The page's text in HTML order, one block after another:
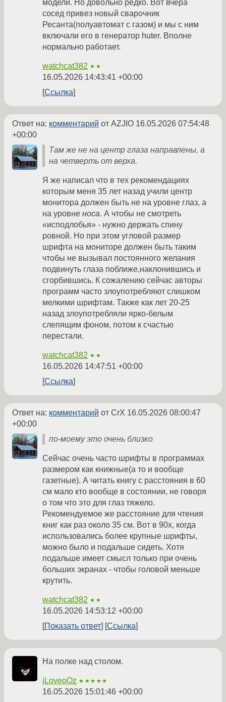
модели. Но довольно редко. Вот вчера
сосед привез новый сварочник
Ресанта(полуавтомат с газом) и мы с ним
включали его в генератор huter. Вполне
нормально работает.
watchcat382 ★★
16.05.2026 14:43:41 +00:00
Ссылка
Ответ на: комментарий от AZJIO 16.05.2026 07:54:48
+00:00
Там же не на центр глаза направлены, а
на четверть от верха.
Я же написал что в тех рекомендациях
которым меня 35 лет назад учили центр
монитора должен быть не на уровне глаз, а
на уровне носа. А чтобы не смотреть
«исподлобья» - нужно держать спину
ровной. Но при этом угловой размер
шрифта на мониторе должен быть таким
чтобы не вызывал постоянного желания
подвинуть глаза поближе,наклонившись и
сгорбившись. К сожалению сейчас авторы
программ часто злоупотребляют слишком
мелкими шрифтам. Также как лет 20-25
назад злоупотребляли ярко-белым
слепящим фоном, потом к счастью
перестали.
watchcat382 ★★
16.05.2026 14:47:51 +00:00
Ссылка
Ответ на: комментарий от CrX 16.05.2026 08:00:47
+00:00
по-моему это очень близко
Сейчас очень часто шрифты в программах
размером как книжные(а то и вообще
газетные). А читать книгу с расстояния в 60
см мало кто вообще в состоянии, не говоря
о том что это для глаз тяжело.
Рекомендуемое же расстояние для чтения
книг как раз около 35 см. Вот в 90х, когда
использовались более крупные шрифты,
можно было и подальше сидеть. Хотя
подальше имеет смысл только при очень
больших экранах - чтобы головой меньше
крутить.
watchcat382 ★★
16.05.2026 14:53:12 +00:00
Показать ответ
Ссылка
На полке над столом.
iLoveoOz ★★★★★
16.05.2026 15:01:46 +00:00